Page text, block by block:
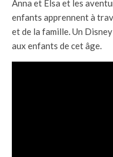
Anna et Elsa et les
enfants apprennent à
et de la famille. Un
aux enfants de cet âge.